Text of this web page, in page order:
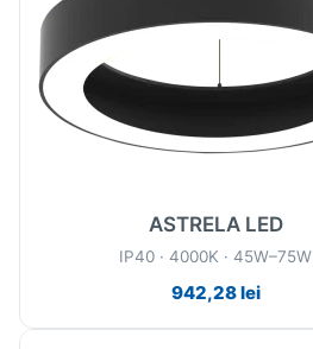
ASTRELA LED
IP40 · 4000K · 45W–75W
942,28lei